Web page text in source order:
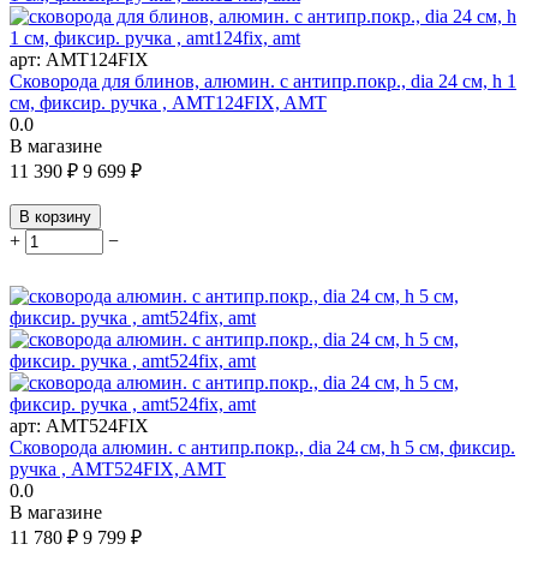
арт: AMT124FIX
Сковорода для блинов, алюмин. с антипр.покр., dia 24 см, h 1
см, фиксир. ручка , AMT124FIX, AMT
0.0
В магазине
11 390 ₽ 9 699 ₽
В корзину
+ −
арт: AMT524FIX
Сковорода алюмин. с антипр.покр., dia 24 см, h 5 см, фиксир.
ручка , AMT524FIX, AMT
0.0
В магазине
11 780 ₽ 9 799 ₽